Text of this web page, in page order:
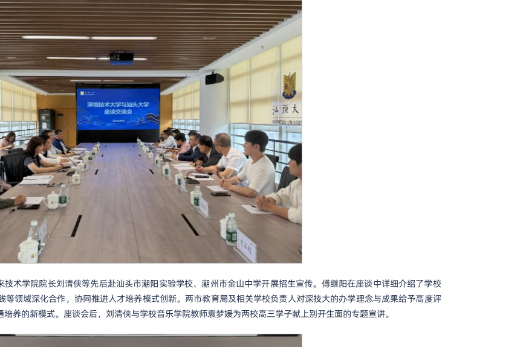
术学院院长刘清侠等先后赴汕头市潮阳实验学校、潮州市金山中学开展招生宣传。傅继阳在座谈中详细介绍了学校
领域深化合作，协同推进人才培养模式创新。两市教育局及相关学校负责人对深技大的办学理念与成果给予高度评
养的新模式。座谈会后，刘清侠与学校音乐学院教师袁梦媛为两校高三学子献上别开生面的专题宣讲。